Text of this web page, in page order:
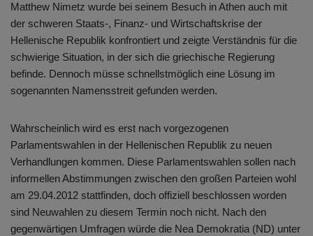
Matthew Nimetz wurde bei seinem Besuch in Athen auch mit
der schweren Staats-, Finanz- und Wirtschaftskrise der
Hellenische Republik konfrontiert und zeigte Verständnis für die
schwierige Situation, in der sich die griechische Regierung
befinde. Dennoch müsse schnellstmöglich eine Lösung im
sogenannten Namensstreit gefunden werden.
Wahrscheinlich wird es erst nach vorgezogenen
Parlamentswahlen in der Hellenischen Republik zu neuen
Verhandlungen kommen. Diese Parlamentswahlen sollen nach
informellen Abstimmungen zwischen den großen Parteien wohl
am 29.04.2012 stattfinden, doch offiziell beschlossen worden
sind Neuwahlen zu diesem Termin noch nicht. Nach den
gegenwärtigen Umfragen würde die Nea Demokratia (ND) unter